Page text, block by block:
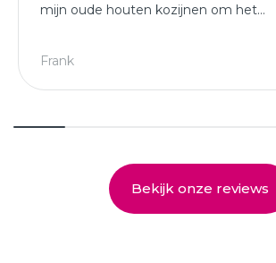
mijn oude houten kozijnen om het
deuren hebben geplaatst.
Frank
Bekijk onze reviews